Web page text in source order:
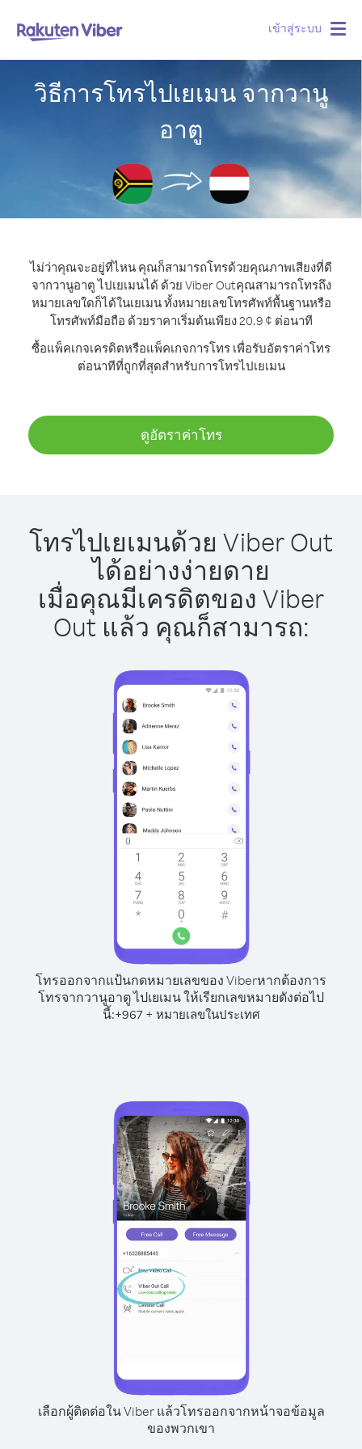
เข้าสู่ระบบ
วิธีการโทรไปเยเมน จากวานู
อาตู
ไม่ว่าคุณจะอยู่ที่ไหน คุณก็สามารถโทรด้วยคุณภาพเสียงที่ดี
จากวานูอาตู ไปเยเมนได้ ด้วย Viber Outคุณสามารถโทรถึง
หมายเลขใดก็ได้ในเยเมน ทั้งหมายเลขโทรศัพท์พื้นฐานหรือ
โทรศัพท์มือถือ ด้วยราคาเริ่มต้นเพียง 20.9 ¢ ต่อนาที
ซื้อแพ็คเกจเครดิตหรือแพ็คเกจการโทร เพื่อรับอัตราค่าโทร
ต่อนาทีที่ถูกที่สุดสำหรับการโทรไปเยเมน
ดูอัตราค่าโทร
โทรไปเยเมนด้วย Viber Out
ได้อย่างง่ายดาย
เมื่อคุณมีเครดิตของ Viber
Out แล้ว คุณก็สามารถ:
โทรออกจากแป้นกดหมายเลขของ Viberหากต้องการ
โทรจากวานูอาตู ไปเยเมน ให้เรียกเลขหมายดังต่อไป
นี้:+967+ หมายเลขในประเทศ
เลือกผู้ติดต่อใน Viber แล้วโทรออกจากหน้าจอข้อมูล
ของพวกเขา